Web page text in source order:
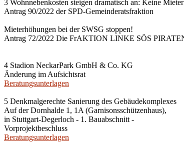
3 Wohnnebenkosten steigen dramatisch an: Keine
Antrag 90/2022 der SPD-Gemeinderatsfraktion
Mieterhöhungen bei der SWSG stoppen!
Antrag 72/2022 Die FrAKTION LINKE SÖS
4 Stadion NeckarPark GmbH & Co. KG
Änderung im Aufsichtsrat
Beratungsunterlagen
5 Denkmalgerechte Sanierung des Gebäudekomplexes
Auf der Dornhalde 1, 1A (Garnisonsschützenhaus),
in Stuttgart-Degerloch - 1. Bauabschnitt -
Vorprojektbeschluss
Beratungsunterlagen